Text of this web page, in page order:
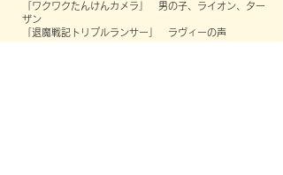
「ワクワクたんけんカメラ」 男の子、ライオン、ター
ザン
「退魔戦記トリプルランサー」 ラヴィーの声